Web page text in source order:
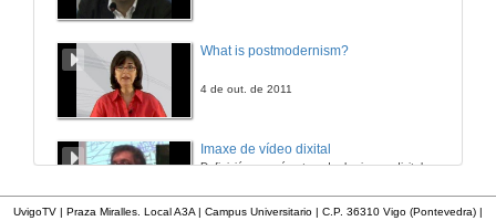
What is postmodernism?
4 de out. de 2011
Imaxe de vídeo dixital
Definición e parámetros dunha imaxe dixital. Resolución e Aspecto. Profundidade da cor. Compresión. Frame por segundo. Entrelazado. Campos, cadros
UvigoTV | Praza Miralles. Local A3A | Campus Universitario | C.P. 36310 Vigo (Pontevedra) |